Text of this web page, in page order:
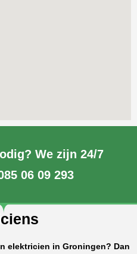
We zijn 24/7
06 09 293
elektricien in Groningen? Dan